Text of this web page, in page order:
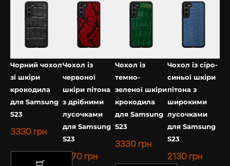
Чорний чохол
зі шкіри
крокодила
для Samsung
S23
3330 грн
Чохол із
червоної
шкіри пітона
з дрібними
лусочками
для Samsung
S23
1670 грн
Чохол із
темно-
зеленої шкіри
крокодила
для Samsung
S23
3330 грн
Чохол із сіро-
синьої шкіри
пітона з
широкими
лусочками
для Samsung
S23
2130 грн